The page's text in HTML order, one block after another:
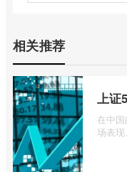
相关推荐
在中
场表